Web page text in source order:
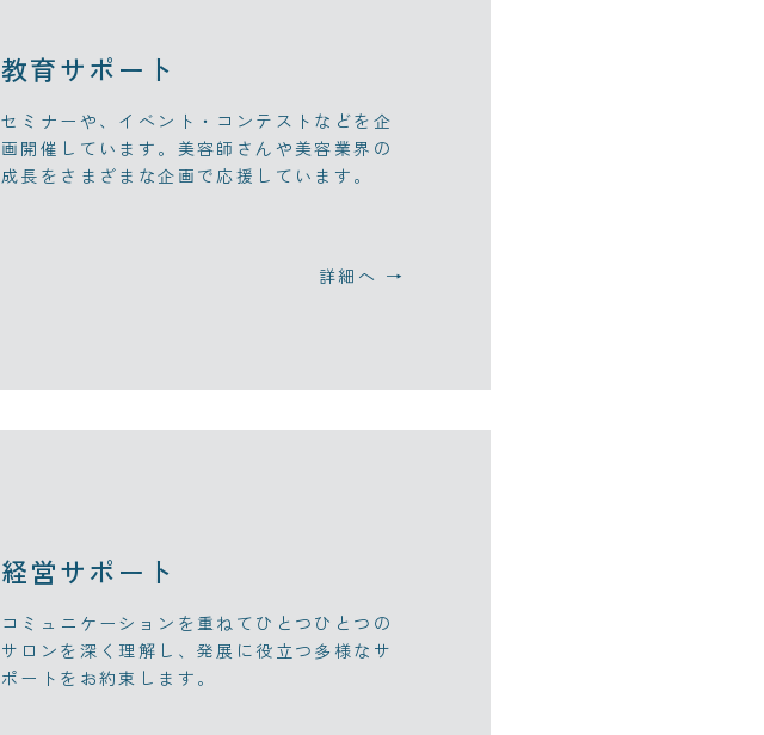
教育サポート
セミナーや、イベント・コンテストなどを企
画開催しています。美容師さんや美容業界の
成長をさまざまな企画で応援しています。
詳細へ →
経営サポート
コミュニケーションを重ねてひとつひとつの
サロンを深く理解し、発展に役立つ多様なサ
ポートをお約束します。